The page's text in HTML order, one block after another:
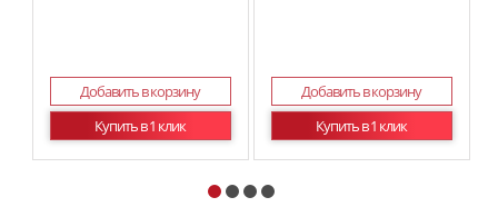
Добавить в корзину
Купить в 1 клик
Добавить в корзину
Купить в 1 клик